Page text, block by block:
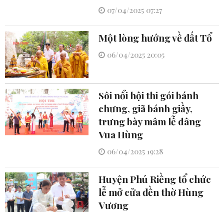
07/04/2025 07:27
Một lòng hướng về đất Tổ
06/04/2025 20:05
Sôi nổi hội thi gói bánh
chưng, giã bánh giầy,
trưng bày mâm lễ dâng
Vua Hùng
06/04/2025 19:28
Huyện Phú Riềng tổ chức
lễ mở cửa đền thờ Hùng
Vương